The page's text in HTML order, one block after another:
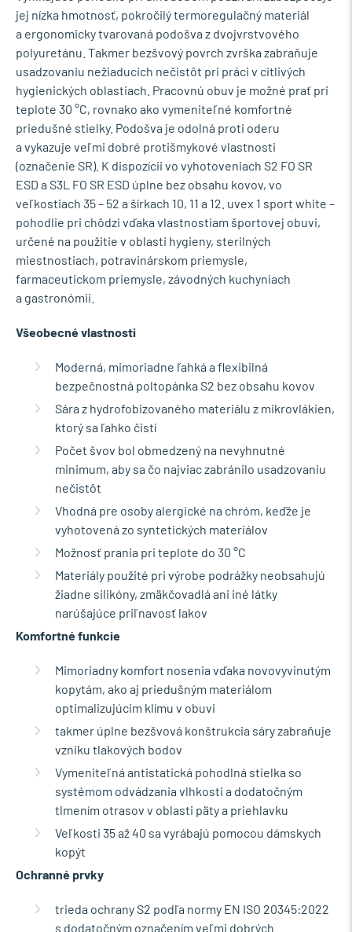
jej nízka hmotnosť, pokročilý termoregulačný materiál
a ergonomicky tvarovaná podošva z dvojvrstvového
polyuretánu. Takmer bezšvový povrch zvrška zabraňuje
usadzovaniu nežiaducich nečistôt pri práci v citlivých
hygienických oblastiach. Pracovnú obuv je možné prať pri
teplote 30 °C, rovnako ako vymeniteľné komfortné
priedušné stielky. Podošva je odolná proti oderu
a vykazuje veľmi dobré protišmykové vlastnosti
(označenie SR). K dispozícii vo vyhotoveniach S2 FO SR
ESD a S3L FO SR ESD úplne bez obsahu kovov, vo
veľkostiach 35 – 52 a šírkach 10, 11 a 12. uvex 1 sport white –
pohodlie pri chôdzi vďaka vlastnostiam športovej obuvi,
určené na použitie v oblasti hygieny, sterilných
miestnostiach, potravinárskom priemysle,
farmaceutickom priemysle, závodných kuchyniach
a gastronómii.
Všeobecné vlastnosti
Moderná, mimoriadne ľahká a flexibilná
bezpečnostná poltopánka S2 bez obsahu kovov
Sára z hydrofobizovaného materiálu z mikrovlákien,
ktorý sa ľahko čistí
Počet švov bol obmedzený na nevyhnutné
minimum, aby sa čo najviac zabránilo usadzovaniu
nečistôt
Vhodná pre osoby alergické na chróm, keďže je
vyhotovená zo syntetických materiálov
Možnosť prania pri teplote do 30 °C
Materiály použité pri výrobe podrážky neobsahujú
žiadne silikóny, zmäkčovadlá ani iné látky
narúšajúce priľnavosť lakov
Komfortné funkcie
Mimoriadny komfort nosenia vďaka novovyvinutým
kopytám, ako aj priedušným materiálom
optimalizujúcim klímu v obuvi
takmer úplne bezšvová konštrukcia sáry zabraňuje
vzniku tlakových bodov
Vymeniteľná antistatická pohodlná stielka so
systémom odvádzania vlhkosti a dodatočným
tlmením otrasov v oblasti päty a priehlavku
Veľkosti 35 až 40 sa vyrábajú pomocou dámskych
kopýt
Ochranné prvky
trieda ochrany S2 podľa normy EN ISO 20345:2022
s dodatočným označením veľmi dobrých